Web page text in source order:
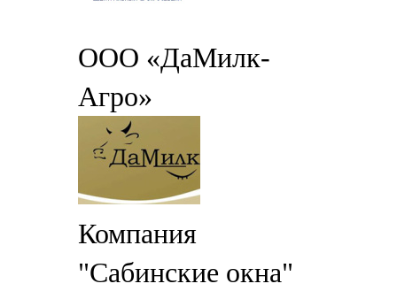
ООО «ДаМилк-
Агро»
Компания
"Сабинские окна"